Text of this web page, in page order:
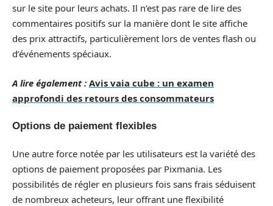
sur le site pour leurs achats. Il n’est pas rare de lire des
commentaires positifs sur la manière dont le site affiche
des prix attractifs, particulièrement lors de ventes flash ou
d’événements spéciaux.
A lire également : Avis vaia cube : un examen
approfondi des retours des consommateurs
Options de paiement flexibles
Une autre force notée par les utilisateurs est la variété des
options de paiement proposées par Pixmania. Les
possibilités de régler en plusieurs fois sans frais séduisent
de nombreux acheteurs, leur offrant une flexibilité